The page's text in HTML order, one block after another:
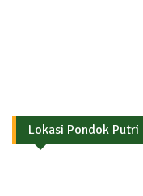
Lokasi Pondok Putri